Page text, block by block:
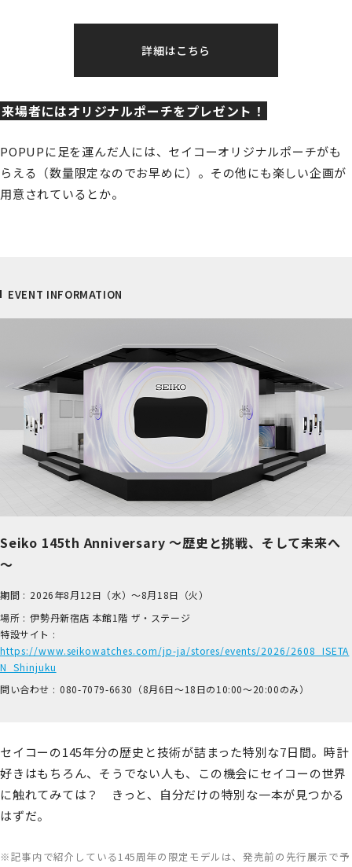
詳細はこちら
来場者にはオリジナルポーチをプレゼント！
POPUPに足を運んだ人には、セイコーオリジナルポーチがも
らえる（数量限定なのでお早めに）。その他にも楽しい企画が
用意されているとか。
EVENT INFORMATION
Seiko 145th Anniversary ～歴史と挑戦、そして未来へ
～
期間 : 2026年8月12日（水）～8月18日（火）
場所 : 伊​勢丹新宿店 本​館1階 ザ​・ステージ
特設サイト :
https://www.seikowatches.com/jp-ja/stores/events/2026/2608_ISETA
N_Shinjuku
問い合わせ : 0​80-7​079-6​630（8月6日～18日の1​0:00～2​0:00のみ）
セイコーの145年分の歴史と技術が詰まった特別な7日間。時計
好きはもちろん、そうでない人も、この機会にセイコーの世界
に触れてみては？ きっと、自分だけの特別な一本が見つかる
はずだ。
※記事内で紹介している145周年の限定モデルは、発売前の先行展示で予